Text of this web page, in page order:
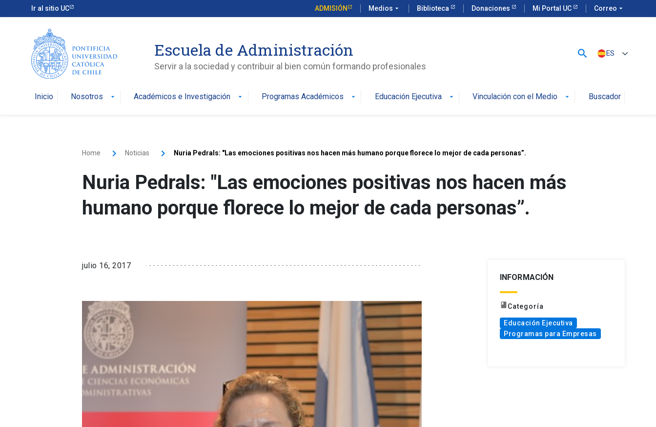
Ir al sitio UC ADMISIÓN Medios arrow_drop_down Biblioteca Donaciones Mi Portal UC Correo arrow_drop_down
Escuela de Administración
Servir a la sociedad y contribuir al bien común formando profesionales
search ES
Inicio Nosotros arrow_drop_down Académicos e Investigación arrow_drop_down Programas Académicos arrow_drop_down Educación Ejecutiva arrow_drop_down Vinculación con el Medio arrow_drop_down Buscador
Home Noticias Nuria Pedrals: "Las emociones positivas nos hacen más humano porque florece lo mejor de cada personas”.
Nuria Pedrals: "Las emociones positivas nos hacen más
humano porque florece lo mejor de cada personas”.
julio 16, 2017
INFORMACIÓN
bookCategoría
Educación Ejecutiva
Programas para Empresas